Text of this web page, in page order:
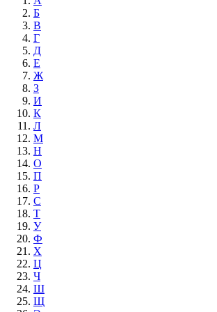
Б
В
Г
Д
Е
Ж
З
И
К
Л
М
Н
О
П
Р
С
Т
У
Ф
Х
Ц
Ч
Ш
Щ